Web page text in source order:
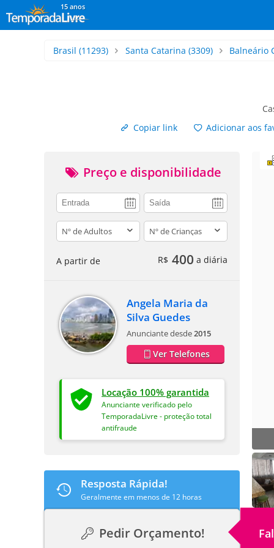
15 anos
Brasil (11293) Santa Catarina (3309) Balneário
Copiar link
Adicionar aos
Preço e disponibilidade
adults children
A partir de R$ 400 a diária
Angela Maria da
Silva Guedes
Anunciante desde2015
Ver Telefones
Locação 100% garantida
Anunciante verificado pelo
TemporadaLivre - proteção total
antifraude
Resposta Rápida!
Geralmente em menos de 12 horas
Pedir Orçamento!